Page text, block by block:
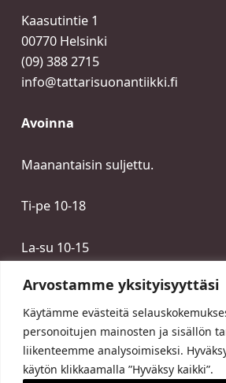
Arvostamme yksityisyyttäsi
Käytämme evästeitä
personoitujen mainosten ja sisällön
liikenteemme analysoimiseksi.
käytön klikkaamalla ”Hyväksy kaikki”.
Kaasutintie 1
00770 Helsinki
(09) 388 2715
info@tattarisuonantiikki.fi
Avoinna
Maanantaisin suljettu.
Ti-pe 10-18
La-su 10-15